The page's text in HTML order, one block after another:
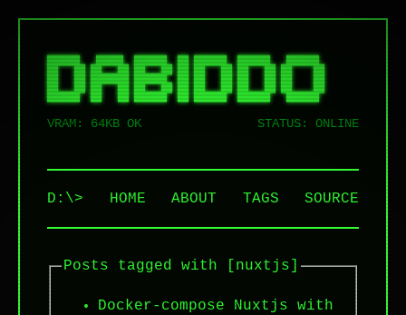
██████   █████  ██████  ██ ██████  ██████   ██████
██   ██ ██   ██ ██   ██ ██ ██   ██ ██   ██ ██    ██
██   ██ ███████ ██████  ██ ██   ██ ██   ██ ██    ██
██   ██ ██   ██ ██   ██ ██ ██   ██ ██   ██ ██    ██
VRAM: 64KB OK STATUS: ONLINE
D:\> HOME ABOUT TAGS SOURCE
Posts tagged with [nuxtjs]
Docker-compose Nuxtjs with